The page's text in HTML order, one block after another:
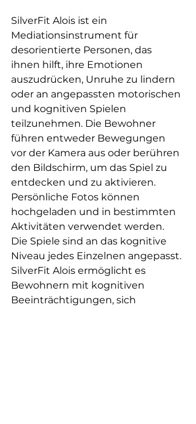
SilverFit Alois ist ein
Mediationsinstrument für
desorientierte Personen, das
ihnen hilft, ihre Emotionen
auszudrücken, Unruhe zu lindern
oder an angepassten motorischen
und kognitiven Spielen
teilzunehmen. Die Bewohner
führen entweder Bewegungen
vor der Kamera aus oder berühren
den Bildschirm, um das Spiel zu
entdecken und zu aktivieren.
Persönliche Fotos können
hochgeladen und in bestimmten
Aktivitäten verwendet werden.
Die Spiele sind an das kognitive
Niveau jedes Einzelnen angepasst.
SilverFit Alois ermöglicht es
Bewohnern mit kognitiven
Beeinträchtigungen, sich